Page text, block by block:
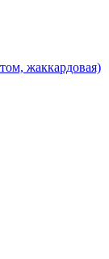
жаккардовая)